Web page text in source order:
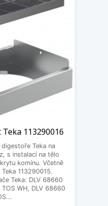
113290016
Teka na
s instalací na tělo
komínu. Včetně
113290015.
Teka: DLV 68660
WH, DLV 68660